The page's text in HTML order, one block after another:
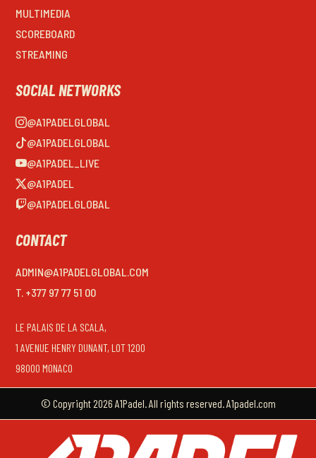
MULTIMEDIA
SCOREBOARD
STREAMING
SOCIAL NETWORKS
@A1PADELGLOBAL
@A1PADELGLOBAL
@A1PADEL_LIVE
@A1PADEL
@A1PADELGLOBAL
CONTACT
ADMIN@A1PADELGLOBAL.COM
T. +377 97 77 51 00
LE PALAIS DE LA SCALA,
1 AVENUE HENRY DUNANT, LOT 1200
98000 MONACO
© Copyright 2026 A1Padel. All rights reserved. A1padel.com